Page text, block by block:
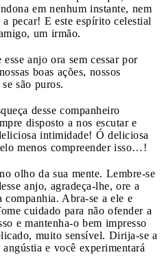
em nenhum instante, nem
pecar! E este espírito celestial
um irmão.
anjo ora sem cessar por
boas ações, nossos
são puros.
desse companheiro
disposto a nos escutar e
intimidade! Ó deliciosa
menos compreender isso…!
olho da sua mente. Lembre-se
anjo, agradeça-lhe, ore a
companhia. Abra-se a ele e
cuidado para não ofender a
e mantenha-o bem impresso
muito sensível. Dirija-se a
e você experimentará